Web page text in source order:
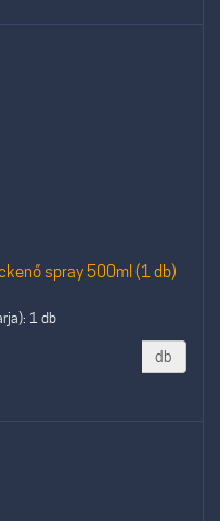
spray 500ml (1 db)
1 db
db